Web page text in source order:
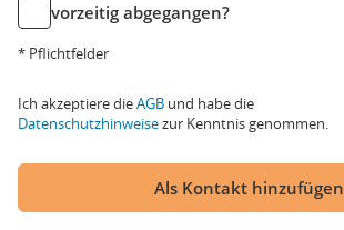
vorzeitig abgegangen?
* Pflichtfelder
Ich akzeptiere dieAGB und habe die
Datenschutzhinweisezur Kenntnis genommen.
Als Kontakt hinzufügen